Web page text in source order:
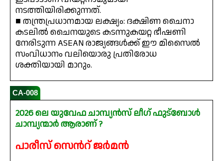
നടത്തിയിരിക്കുന്നത്.
■ തന്ത്രപ്രധാനമായ ലക്ഷ്യം: ദക്ഷിണ ചൈനാ
കടലിൽ ചൈനയുടെ കടന്നുകയറ്റ ഭീഷണി
നേരിടുന്ന ASEAN രാജ്യങ്ങൾക്ക് ഈ മിസൈൽ
സംവിധാനം വലിയൊരു പ്രതിരോധ
ശക്തിയായി മാറും.
CA-008
2026 ലെ യുവേഫ ചാമ്പ്യൻസ് ലീഗ് ഫുട്ബോൾ
ചാമ്പ്യന്മാർ ആരാണ് ?
പാരീസ് സെൻറ് ജർമൻ